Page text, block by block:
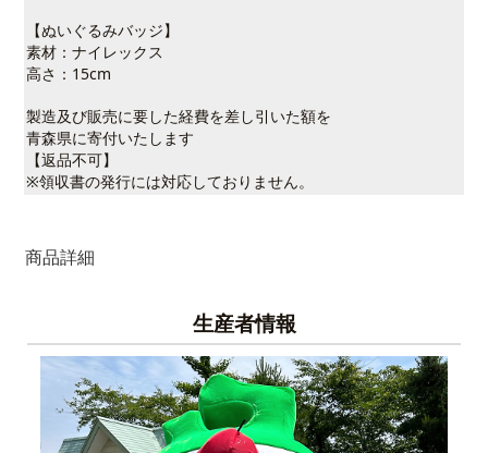
【ぬいぐるみバッジ】
素材：ナイレックス
高さ：15cm
製造及び販売に要した経費を差し引いた額を
青森県に寄付いたします
【返品不可】
※領収書の発行には対応しておりません。
商品詳細
生産者情報